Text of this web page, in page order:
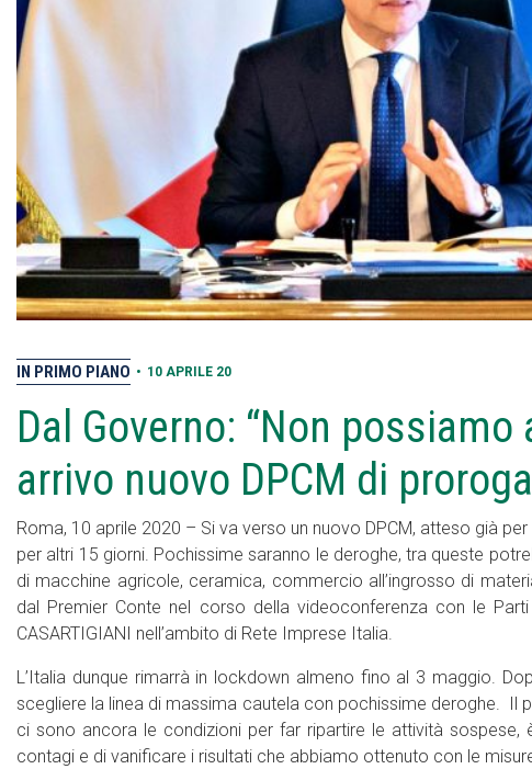
IN PRIMO PIANO • 10 APRILE 20
Dal Governo: “Non
arrivo nuovo DPCM di
Roma, 10 aprile 2020 – Si va verso un nuovo DPCM, atteso già
per altri 15 giorni. Pochissime saranno le deroghe, tra queste
di macchine agricole, ceramica, commercio all’ingrosso di
dal Premier Conte nel corso della videoconferenza con le
CASARTIGIANI nell’ambito di Rete Imprese Italia.
L’Italia dunque rimarrà in lockdown almeno fino al 3 maggio.
scegliere la linea di massima cautela con pochissime deroghe. Il
ci sono ancora le condizioni per far ripartire le attività
contagi e di vanificare i risultati che abbiamo ottenuto con le